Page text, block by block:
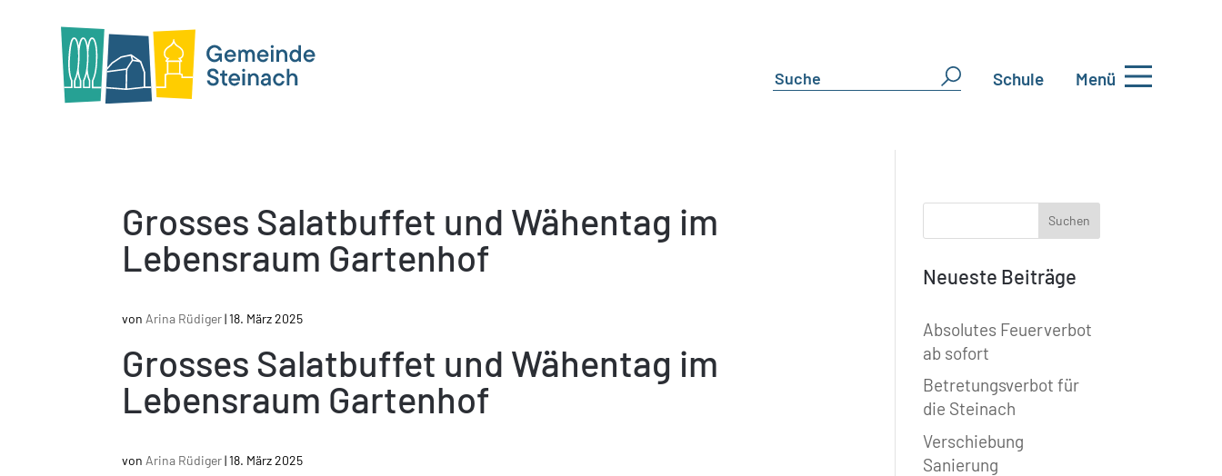
Schule Menü
Grosses Salatbuffet und Wähentag im
Lebensraum Gartenhof
von Arina Rüdiger|18. März 2025
Grosses Salatbuffet und Wähentag im
Lebensraum Gartenhof
von Arina Rüdiger|18. März 2025
Neueste Beiträge
Absolutes Feuerverbot
ab sofort
Betretungsverbot für
die Steinach
Verschiebung
Sanierung